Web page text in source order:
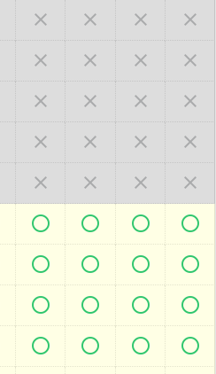
   
   
   
   
   
   
   
   
   